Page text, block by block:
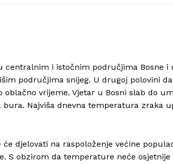
centralnim i istočnim područjima Bosne i
područjima snijeg. U drugoj polovini
vrijeme. Vjetar u Bosni slab do
Najviša dnevna temperatura zraka
djelovati na raspoloženje većine
S obzirom da temperature neće